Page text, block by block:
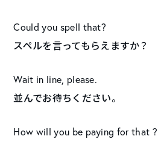
Could you spell that?
スペルを言ってもらえますか？
Wait in line, please.
並んでお待ちください。
How will you be paying for that ?